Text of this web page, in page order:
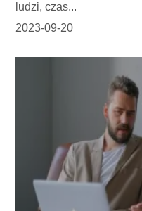
ludzi, czas...
2023-09-20